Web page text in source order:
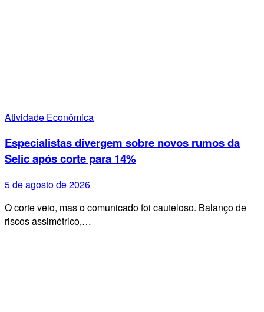
Atividade Econômica
Especialistas divergem sobre novos rumos da
Selic após corte para 14%
5 de agosto de 2026
O corte veio, mas o comunicado foi cauteloso. Balanço de
riscos assimétrico,…